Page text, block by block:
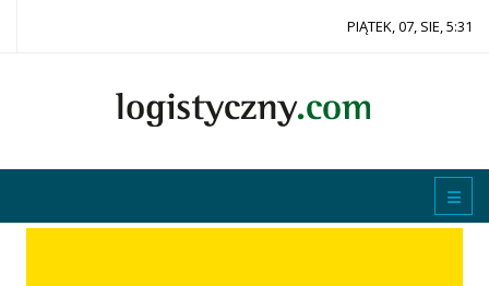
PIĄTEK, 07, SIE, 5:31